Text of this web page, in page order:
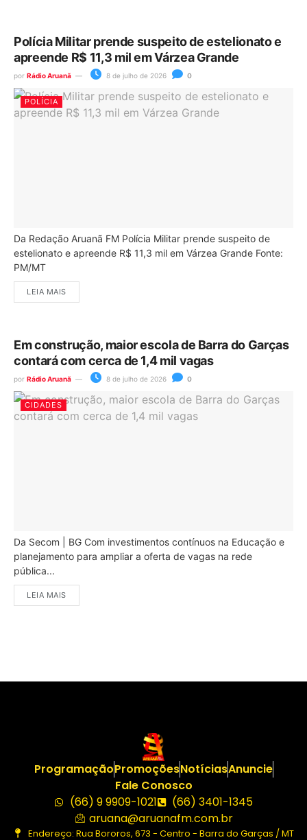
Polícia Militar prende suspeito de estelionato e
apreende R$ 11,3 mil em Várzea Grande
por Rádio Aruanã 8 de julho de 2026 0
POLÍCIA
Da Redação Aruanã FM Polícia Militar prende suspeito de
estelionato e apreende R$ 11,3 mil em Várzea Grande Fonte:
PM/MT
LEIA MAIS
Em construção, maior escola de Barra do Garças
contará com cerca de 1,4 mil vagas
por Rádio Aruanã 8 de julho de 2026 0
CIDADES
Da Secom | BG Com investimentos contínuos na Educação e
planejamento para ampliar a oferta de vagas na rede
pública...
LEIA MAIS
ProgramaçãoPromoçõesNotíciasAnuncie
Fale Conosco
(66) 9 9909-1021
(66) 3401-1345
aruana@aruanafm.com.br
Endereço: Rua Bororos, 673 - Centro - Barra do Garças / MT